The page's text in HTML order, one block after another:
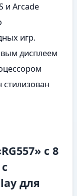
и Arcade
игр.
дисплеем
стилизован
с 8
для